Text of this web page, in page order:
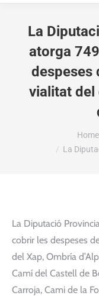
La
atorga
despeses
vialitat del
Home
La
La Diputació
cobrir les despeses
del Xap, Ombría
Camí del Castell de
Carroja, Cami de la